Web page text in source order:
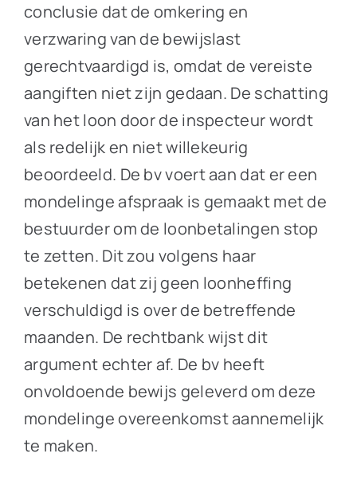
conclusie dat de omkering en
verzwaring van de bewijslast
gerechtvaardigd is, omdat de vereiste
aangiften niet zijn gedaan. De schatting
van het loon door de inspecteur wordt
als redelijk en niet willekeurig
beoordeeld. De bv voert aan dat er een
mondelinge afspraak is gemaakt met de
bestuurder om de loonbetalingen stop
te zetten. Dit zou volgens haar
betekenen dat zij geen loonheffing
verschuldigd is over de betreffende
maanden. De rechtbank wijst dit
argument echter af. De bv heeft
onvoldoende bewijs geleverd om deze
mondelinge overeenkomst aannemelijk
te maken.